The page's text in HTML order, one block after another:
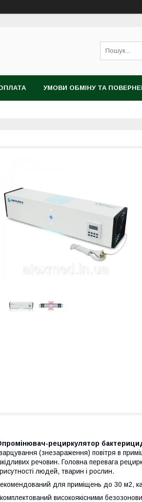
УМОВИ ОБМІНУ ТА
рециркулятор
(знезараження) повітря в
речовин. Головна перевага
людей, тварин і рослин.
для приміщень до 30 м2,
високоякісними